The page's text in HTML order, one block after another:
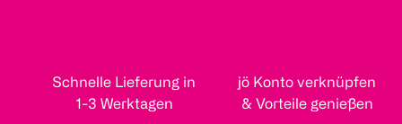
Schnelle Lieferung in
1-3 Werktagen
jö Konto verknüpfen
& Vorteile genießen